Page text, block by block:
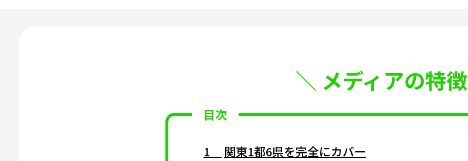
メディアの特徴
目次
関東1都6県を完全にカバー